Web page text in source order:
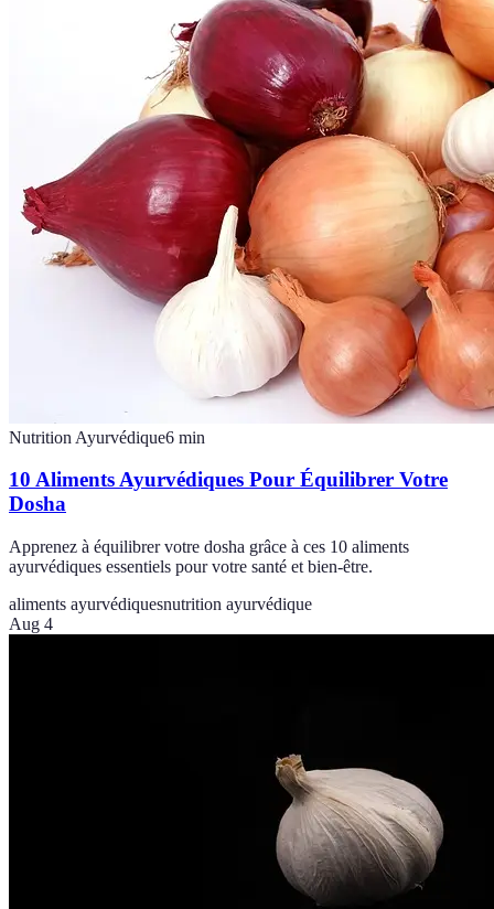
Nutrition Ayurvédique6 min
10 Aliments Ayurvédiques Pour Équilibrer Votre
Dosha
Apprenez à équilibrer votre dosha grâce à ces 10 aliments
ayurvédiques essentiels pour votre santé et bien-être.
aliments ayurvédiquesnutrition ayurvédique
Aug 4